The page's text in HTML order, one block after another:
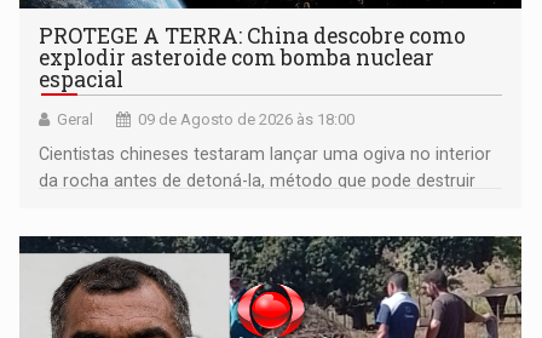
PROTEGE A TERRA: China descobre como
explodir asteroide com bomba nuclear
espacial
Geral 09 de Agosto de 2026 às 18:00
Cientistas chineses testaram lançar uma ogiva no interior
da rocha antes de detoná-la, método que pode destruir